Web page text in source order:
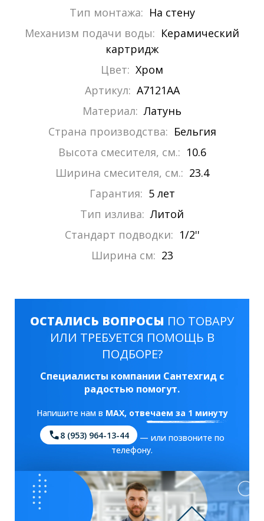
Тип монтажа: На стену
Механизм подачи воды: Керамический
картридж
Цвет: Хром
Артикул: A7121AA
Материал: Латунь
Страна производства: Бельгия
Высота смесителя, см.: 10.6
Ширина смесителя, см.: 23.4
Гарантия: 5 лет
Тип излива: Литой
Стандарт подводки: 1/2''
Ширина см: 23
ОСТАЛИСЬ ВОПРОСЫ ПО ТОВАРУ
ИЛИ ТРЕБУЕТСЯ ПОМОЩЬ В
ПОДБОРЕ?
Специалисты компании Сантехгид с
радостью помогут.
Напишите нам в MAX, отвечаем за 1 минуту
8 (953) 964-13-44
— или позвоните по
телефону.